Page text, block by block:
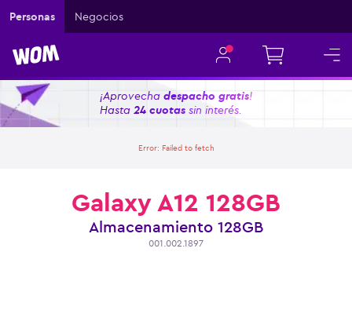
Personas Negocios
¡Aprovecha despacho gratis!
Hasta 24 cuotas sin interés.
Error: Failed to fetch
Galaxy A12 128GB
Almacenamiento 128GB
001.002.1897